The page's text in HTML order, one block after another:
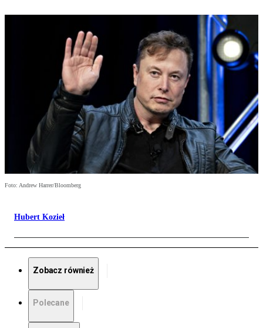
Foto: Andrew Harrer/Bloomberg
Hubert Kozieł
Zobacz również
Polecane